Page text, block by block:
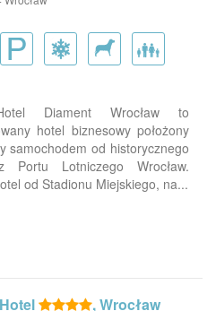
Hotel Diament Wrocław to
hotel biznesowy położony
samochodem od historycznego
Portu Lotniczego Wrocław.
od Stadionu Miejskiego, na...
, Wrocław